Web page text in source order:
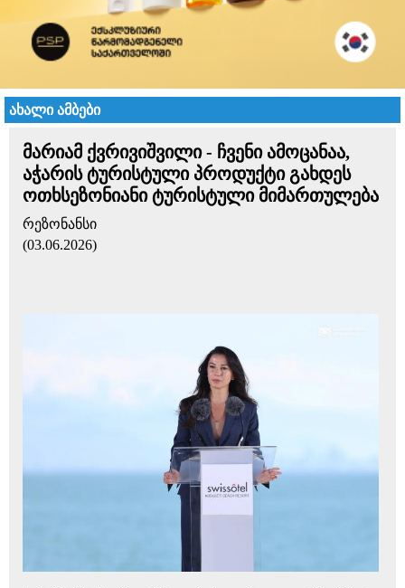
ახალი ამბები
მარიამ ქვრივიშვილი - ჩვენი ამოცანაა,
აჭარის ტურისტული პროდუქტი გახდეს
ოთხსეზონიანი ტურისტული მიმართულება
რეზონანსი
(03.06.2026)